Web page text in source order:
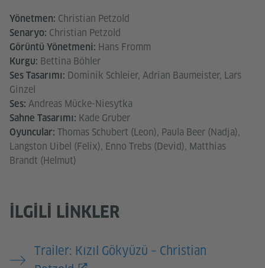
Yönetmen: Christian Petzold
Senaryo: Christian Petzold
Görüntü Yönetmeni: Hans Fromm
Kurgu: Bettina Böhler
Ses Tasarımı: Dominik Schleier, Adrian Baumeister, Lars
Ginzel
Ses: Andreas Mücke-Niesytka
Sahne Tasarımı: Kade Gruber
Oyuncular: Thomas Schubert (Leon), Paula Beer (Nadja),
Langston Uibel (Felix), Enno Trebs (Devid), Matthias
Brandt (Helmut)
İLGILI LINKLER
Trailer: Kızıl Gökyüzü – Christian